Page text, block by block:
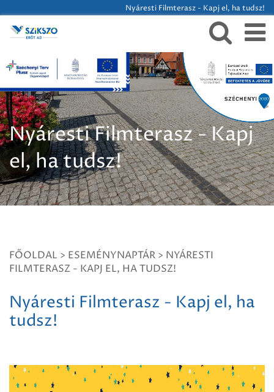
Nyáresti Filmterasz - Kapj el, ha tudsz!
Nyáresti Filmterasz - Kapj
el, ha tudsz!
FŐOLDAL > ESEMÉNYNAPTÁR > NYÁRESTI
FILMTERASZ - KAPJ EL, HA TUDSZ!
Nyáresti Filmterasz - Kapj el, ha
tudsz!